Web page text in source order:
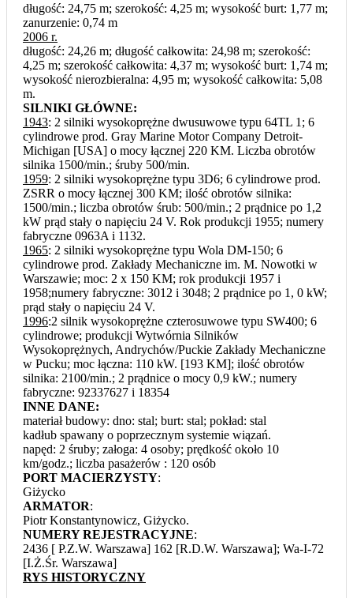
długość: 24,75 m; szerokość: 4,25 m; wysokość burt: 1,77 m;
zanurzenie: 0,74 m
2006 r.
długość: 24,26 m; długość całkowita: 24,98 m; szerokość:
4,25 m; szerokość całkowita: 4,37 m; wysokość burt: 1,74 m;
wysokość nierozbieralna: 4,95 m; wysokość całkowita: 5,08
m.
SILNIKI GŁÓWNE:
1943: 2 silniki wysokoprężne dwusuwowe typu 64TL 1; 6
cylindrowe prod. Gray Marine Motor Company Detroit-
Michigan [USA] o mocy łącznej 220 KM. Liczba obrotów
silnika 1500/min.; śruby 500/min.
1959: 2 silniki wysokoprężne typu 3D6; 6 cylindrowe prod.
ZSRR o mocy łącznej 300 KM; ilość obrotów silnika:
1500/min.; liczba obrotów śrub: 500/min.; 2 prądnice po 1,2
kW prąd stały o napięciu 24 V. Rok produkcji 1955; numery
fabryczne 0963A i 1132.
1965: 2 silniki wysokoprężne typu Wola DM-150; 6
cylindrowe prod. Zakłady Mechaniczne im. M. Nowotki w
Warszawie; moc: 2 x 150 KM; rok produkcji 1957 i
1958;numery fabryczne: 3012 i 3048; 2 prądnice po 1, 0 kW;
prąd stały o napięciu 24 V.
1996:2 silnik wysokoprężne czterosuwowe typu SW400; 6
cylindrowe; produkcji Wytwórnia Silników
Wysokoprężnych, Andrychów/Puckie Zakłady Mechaniczne
w Pucku; moc łączna: 110 kW. [193 KM]; ilość obrotów
silnika: 2100/min.; 2 prądnice o mocy 0,9 kW.; numery
fabryczne: 92337627 i 18354
INNE DANE:
materiał budowy: dno: stal; burt: stal; pokład: stal
kadłub spawany o poprzecznym systemie wiązań.
napęd: 2 śruby; załoga: 4 osoby; prędkość około 10
km/godz.; liczba pasażerów : 120 osób
PORT MACIERZYSTY:
Giżycko
ARMATOR:
Piotr Konstantynowicz, Giżycko.
NUMERY REJESTRACYJNE:
2436 [ P.Z.W. Warszawa] 162 [R.D.W. Warszawa]; Wa-I-72
[I.Ż.Śr. Warszawa]
RYS HISTORYCZNY